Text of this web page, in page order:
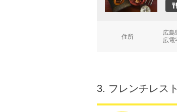
住所
広
広電
3. フレンチレス